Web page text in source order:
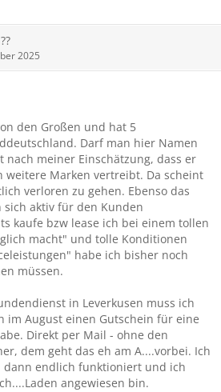
2025
den Großen und hat 5
Darf man hier Namen
nach meiner Einschätzung, dass er
weitere Marken vertreibt. Da scheint
verloren zu gehen. Ebenso das
sich aktiv für den Kunden
kaufe bzw lease ich bei einem tollen
macht" und tolle Konditionen
habe ich bisher noch
müssen.
in Leverkusen muss ich
im August einen Gutschein für eine
Direkt per Mail - ohne den
dem geht das eh am A....vorbei. Ich
dann endlich funktioniert und ich
angewiesen bin.